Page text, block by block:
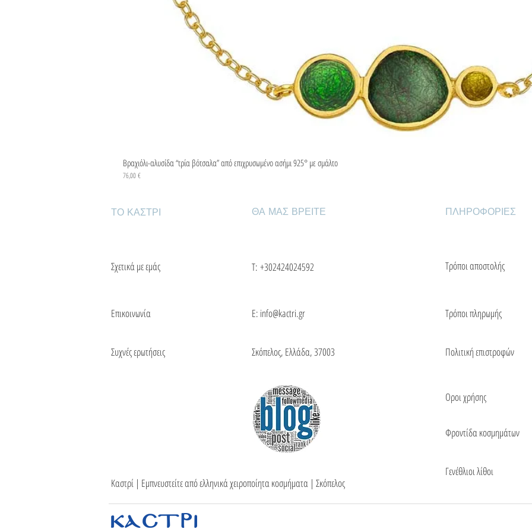
Βραχιόλι-αλυσίδα “τρία βότσαλα” από επιχρυσωμένο ασήμι 925° με σμάλτο
Τιμή
76,00 €
ΤΟ ΚΑΣΤΡΙ
Σχετικά με εμάς
Επικοινωνία
Συχνές ερωτήσεις
ΘΑ ΜΑΣ ΒΡΕΙΤΕ
Τ: +302424024592
Ε: info@kactri.gr
Σκόπελος, Ελλάδα, 37003
ΠΛΗΡΟΦΟΡΙΕΣ
Τρόποι αποστολής
Τρόποι πληρωμής
Πολιτική επιστροφών
Οροι χρήσης
Φροντίδα κοσμημάτων
Γενέθλιοι λίθοι
Καστρί | Εμπνευστείτε από ελληνικά χειροποίητα κοσμήματα | Σκόπελος